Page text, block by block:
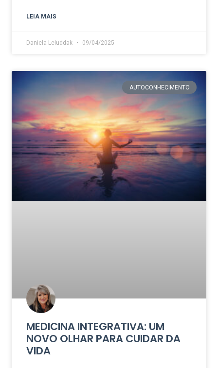
LEIA MAIS
Daniela Leluddak 09/04/2025
AUTOCONHECIMENTO
MEDICINA INTEGRATIVA: UM
NOVO OLHAR PARA CUIDAR DA
VIDA